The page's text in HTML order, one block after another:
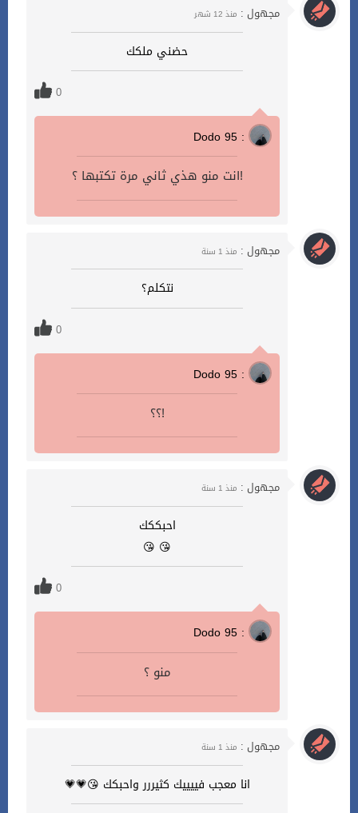
مجهول : منذ 12 شهر
حضني ملكك
0
Dodo 95 :
انت منو هذي ثاني مرة تكتبها ؟!
مجهول : منذ 1 سنة
نتكلم؟
0
Dodo 95 :
؟؟!
مجهول : منذ 1 سنة
احبككك
😘 😘
0
Dodo 95 :
منو ؟
مجهول : منذ 1 سنة
انا معجب فييييك كثيررر واحبكك 😘💗💗